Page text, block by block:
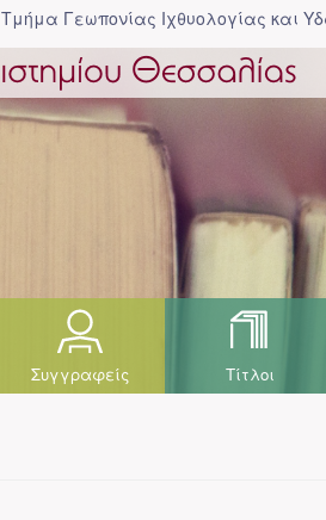
Τμήμα Γεωπονίας Ιχθυολογίας και
Συγγραφείς Τίτλοι